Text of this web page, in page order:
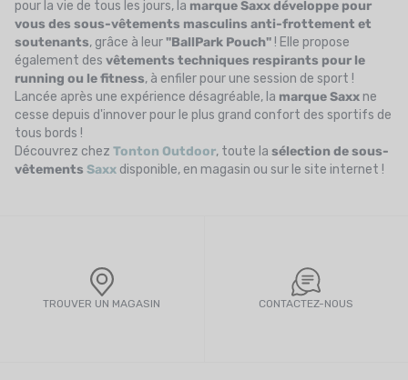
pour la vie de tous les jours, la marque Saxx développe pour
vous des sous-vêtements masculins anti-frottement et
soutenants, grâce à leur"BallPark Pouch" ! Elle propose
également des vêtements techniques respirants pour le
running ou le fitness, à enfiler pour une session de sport !
Lancée après une expérience désagréable, la marque Saxx ne
cesse depuis d'innover pour le plus grand confort des sportifs de
tous bords !
Découvrez chez Tonton Outdoor, toute la sélection de sous-
vêtements Saxx disponible, en magasin ou sur le site internet !
TROUVER UN MAGASIN CONTACTEZ-NOUS